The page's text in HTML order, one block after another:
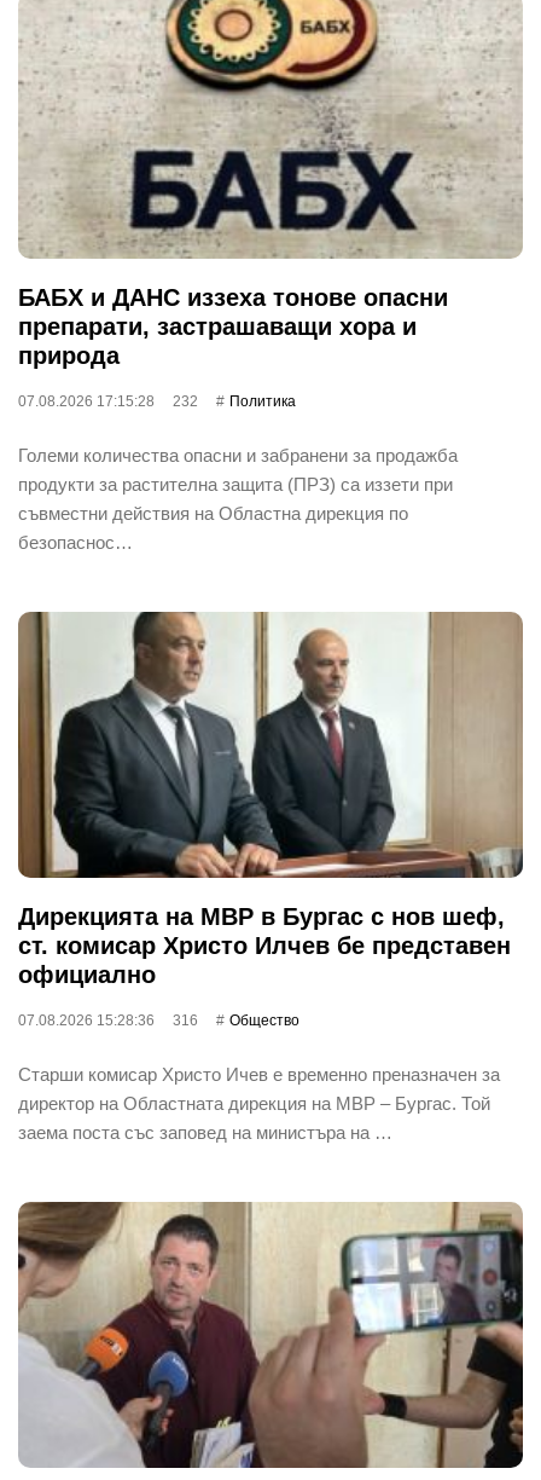
БАБХ и ДАНС иззеха тонове опасни
препарати, застрашаващи хора и
природа
07.08.2026 17:15:28 232 Политика
Големи количества опасни и забранени за продажба
продукти за растителна защита (ПРЗ) са иззети при
съвместни действия на Областна дирекция по
безопаснос…
Дирекцията на МВР в Бургас с нов шеф,
ст. комисар Христо Илчев бе представен
официално
07.08.2026 15:28:36 316 Общество
Старши комисар Христо Ичев е временно преназначен за
директор на Областната дирекция на МВР – Бургас. Той
заема поста със заповед на министъра на …